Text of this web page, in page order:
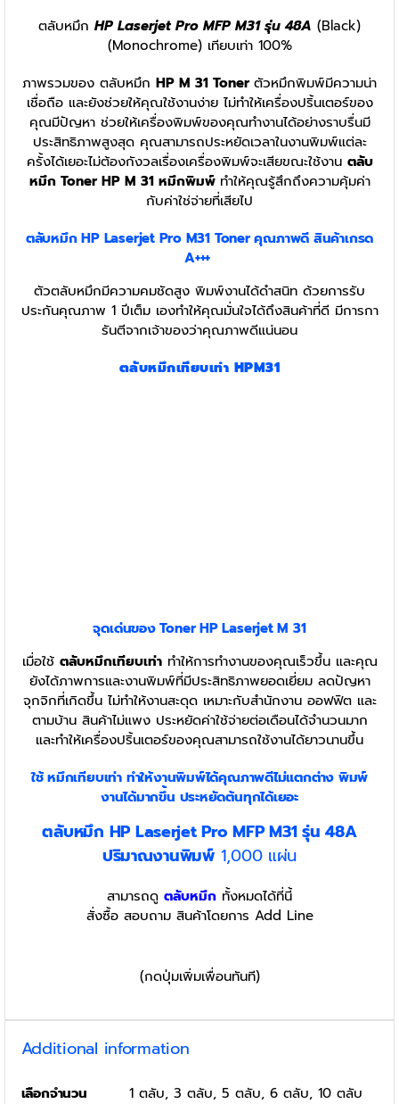
ตลับหมึก HP Laserjet Pro MFP M31 รุ่น 48A (Black)
(Monochrome) เทียบเท่า 100%
ภาพรวมของ ตลับหมึก HP M 31 Tonerตัวหมึกพิมพ์มีความน่า
เชื่อถือ และยังช่วยให้คุณใช้งานง่าย ไม่ทำให้เครื่องปริ้นเตอร์ของ
คุณมีปัญหา ช่วยให้เครื่องพิมพ์ของคุณทำงานได้อย่างราบรื่นมี
ประสิทธิภาพสูงสุด คุณสามารถประหยัดเวลาในงานพิมพ์แต่ละ
ครั้งได้เยอะไม่ต้องกังวลเรื่องเครื่องพิมพ์จะเสียขณะใช้งาน ตลับ
หมึก Toner HP M 31 หมึกพิมพ์ ทำให้คุณรู้สึกถึงความคุ้มค่า
กับค่าใช่จ่ายที่เสียไป
ตลับหมึก HP Laserjet Pro M31 Tonerคุณภาพดี สินค้าเกรด
A+++
ตัวตลับหมึกมีความคมชัดสูง พิมพ์งานได้ดำสนิท ด้วยการรับ
ประกันคุณภาพ 1 ปีเต็ม เองทำให้คุณมั่นใจได้ถึงสินค้าที่ดี มีการกา
รันตีจากเจ้าของว่าคุณภาพดีแน่นอน
ตลับหมึกเทียบเท่า HPM31
จุดเด่นของ TonerHP Laserjet M 31
เมื่อใช้ ตลับหมึกเทียบเท่าทำให้การทำงานของคุณเร็วขึ้น และคุณ
ยังได้ภาพการและงานพิมพ์ที่มีประสิทธิภาพยอดเยี่ยม ลดปัญหา
จุกจิกที่เกิดขึ้น ไม่ทำให้งานสะดุด เหมาะกับสำนักงาน ออฟฟิต และ
ตามบ้าน สินค้าไม่แพง ประหยัดค่าใช้จ่ายต่อเดือนได้จำนวนมาก
และทำให้เครื่องปริ้นเตอร์ของคุณสามารถใช้งานได้ยาวนานขึ้น
ใช้ หมึกเทียบเท่า ทำให้งานพิมพ์ได้คุณภาพดีไม่แตกต่าง พิมพ์
งานได้มากขึ้น ประหยัดต้นทุกได้เยอะ
ตลับหมึก HP Laserjet Pro MFP M31 รุ่น 48A
ปริมาณงานพิมพ์1,000 แผ่น
สามารถดู ตลับหมึก ทั้งหมดได้ที่นี้
สั่งซื้อ สอบถาม สินค้าโดยการ Add Line
(กดปุ่มเพิ่มเพื่อนทันที)
Additional information
เลือกจำนวน 1 ตลับ, 3 ตลับ, 5 ตลับ, 6 ตลับ, 10 ตลับ